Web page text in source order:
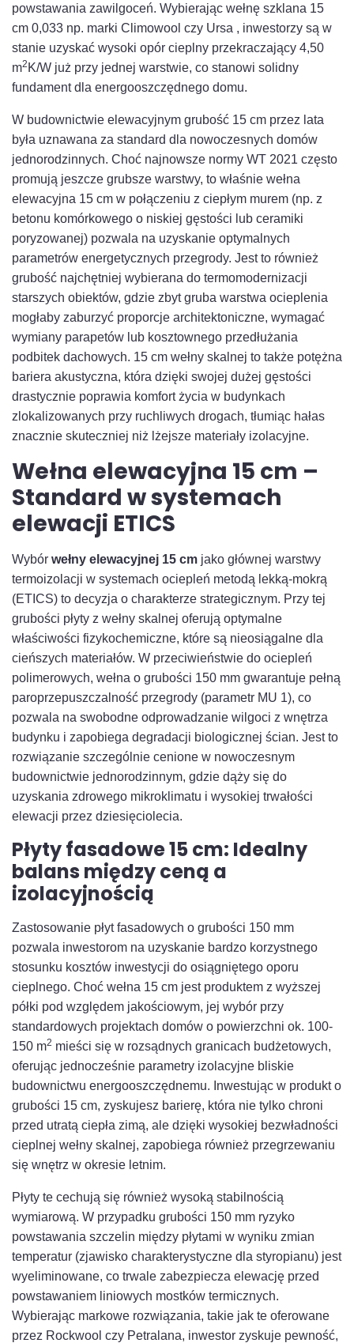
powstawania zawilgoceń. Wybierając wełnę szklana 15
cm 0,033 np. marki Climowool czy Ursa , inwestorzy są w
stanie uzyskać wysoki opór cieplny przekraczający 4,50
m2 K/W już przy jednej warstwie, co stanowi solidny
fundament dla energooszczędnego domu.
W budownictwie elewacyjnym grubość 15 cm przez lata
była uznawana za standard dla nowoczesnych domów
jednorodzinnych. Choć najnowsze normy WT 2021 często
promują jeszcze grubsze warstwy, to właśnie wełna
elewacyjna 15 cm w połączeniu z ciepłym murem (np. z
betonu komórkowego o niskiej gęstości lub ceramiki
poryzowanej) pozwala na uzyskanie optymalnych
parametrów energetycznych przegrody. Jest to również
grubość najchętniej wybierana do termomodernizacji
starszych obiektów, gdzie zbyt gruba warstwa ocieplenia
mogłaby zaburzyć proporcje architektoniczne, wymagać
wymiany parapetów lub kosztownego przedłużania
podbitek dachowych. 15 cm wełny skalnej to także potężna
bariera akustyczna, która dzięki swojej dużej gęstości
drastycznie poprawia komfort życia w budynkach
zlokalizowanych przy ruchliwych drogach, tłumiąc hałas
znacznie skuteczniej niż lżejsze materiały izolacyjne.
Wełna elewacyjna 15 cm –
Standard w systemach
elewacji ETICS
Wybór wełny elewacyjnej 15 cm jako głównej warstwy
termoizolacji w systemach ociepleń metodą lekką-mokrą
(ETICS) to decyzja o charakterze strategicznym. Przy tej
grubości płyty z wełny skalnej oferują optymalne
właściwości fizykochemiczne, które są nieosiągalne dla
cieńszych materiałów. W przeciwieństwie do ociepleń
polimerowych, wełna o grubości 150 mm gwarantuje pełną
paroprzepuszczalność przegrody (parametr MU 1), co
pozwala na swobodne odprowadzanie wilgoci z wnętrza
budynku i zapobiega degradacji biologicznej ścian. Jest to
rozwiązanie szczególnie cenione w nowoczesnym
budownictwie jednorodzinnym, gdzie dąży się do
uzyskania zdrowego mikroklimatu i wysokiej trwałości
elewacji przez dziesięciolecia.
Płyty fasadowe 15 cm: Idealny
balans między ceną a
izolacyjnością
Zastosowanie płyt fasadowych o grubości 150 mm
pozwala inwestorom na uzyskanie bardzo korzystnego
stosunku kosztów inwestycji do osiągniętego oporu
cieplnego. Choć wełna 15 cm jest produktem z wyższej
półki pod względem jakościowym, jej wybór przy
standardowych projektach domów o powierzchni ok. 100-
150 m2 mieści się w rozsądnych granicach budżetowych,
oferując jednocześnie parametry izolacyjne bliskie
budownictwu energooszczędnemu. Inwestując w produkt o
grubości 15 cm, zyskujesz barierę, która nie tylko chroni
przed utratą ciepła zimą, ale dzięki wysokiej bezwładności
cieplnej wełny skalnej, zapobiega również przegrzewaniu
się wnętrz w okresie letnim.
Płyty te cechują się również wysoką stabilnością
wymiarową. W przypadku grubości 150 mm ryzyko
powstawania szczelin między płytami w wyniku zmian
temperatur (zjawisko charakterystyczne dla styropianu) jest
wyeliminowane, co trwale zabezpiecza elewację przed
powstawaniem liniowych mostków termicznych.
Wybierając markowe rozwiązania, takie jak te oferowane
przez Rockwool czy Petralana, inwestor zyskuje pewność,